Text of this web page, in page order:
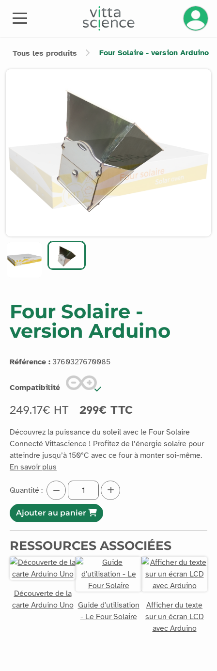
Gérez
Tous les produits Four Solaire - version Arduino
Four Solaire -
version Arduino
Connecté Vittascience ! Profitez de l’énergie solaire pour
atteindre jusqu’à 150°C avec ce four à monter soi-même.
En savoir plus
Ajouter au panier
RESSOURCES ASSOCIÉES
Découverte de la
carte Arduino Uno
Guide d'utilisation
- Le Four Solaire
Afficher du texte
sur un écran LCD
avec Arduino